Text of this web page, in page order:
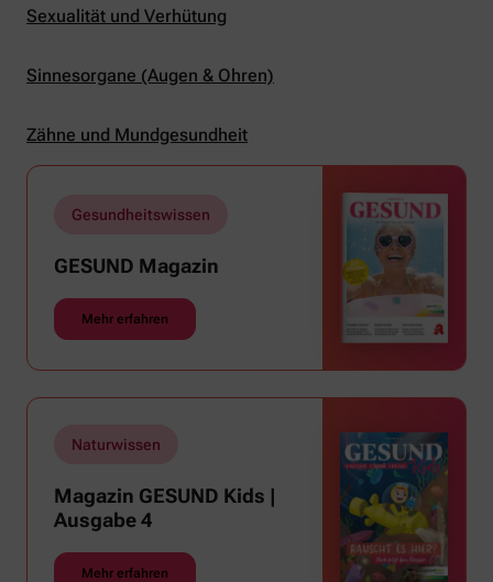
Sexualität und Verhütung
Sinnesorgane (Augen & Ohren)
Zähne und Mundgesundheit
Gesundheitswissen
GESUND Magazin
Mehr erfahren
Naturwissen
Magazin GESUND Kids |
Ausgabe 4
Mehr erfahren